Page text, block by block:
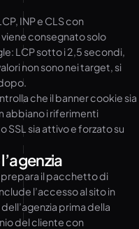
INP e CLS con
consegnato solo
LCP sotto i 2,5 secondi,
non sono nei target, si
che il banner cookie sia
abbiano i riferimenti
SSL sia attivo e forzato su
il pacchetto di
l’accesso al sito in
prima della
del cliente con